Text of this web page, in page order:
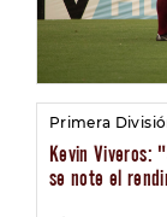
Primera
Kevin Viveros:
se note el